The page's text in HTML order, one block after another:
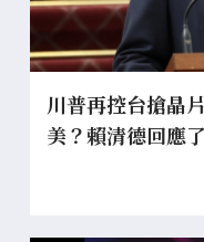
川普再控台搶晶
美？賴清德回應了